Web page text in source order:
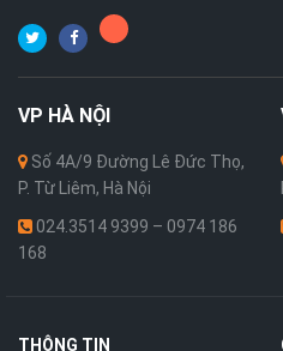
VP HÀ NỘI
Số 4A/9 Đường Lê Đức Thọ,
P. Từ Liêm, Hà Nội
024.3514 9399 – 0974 186
168
THÔNG TIN